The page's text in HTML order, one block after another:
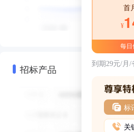
招标产品
首
¥
每日
到期29元/月/
标
关